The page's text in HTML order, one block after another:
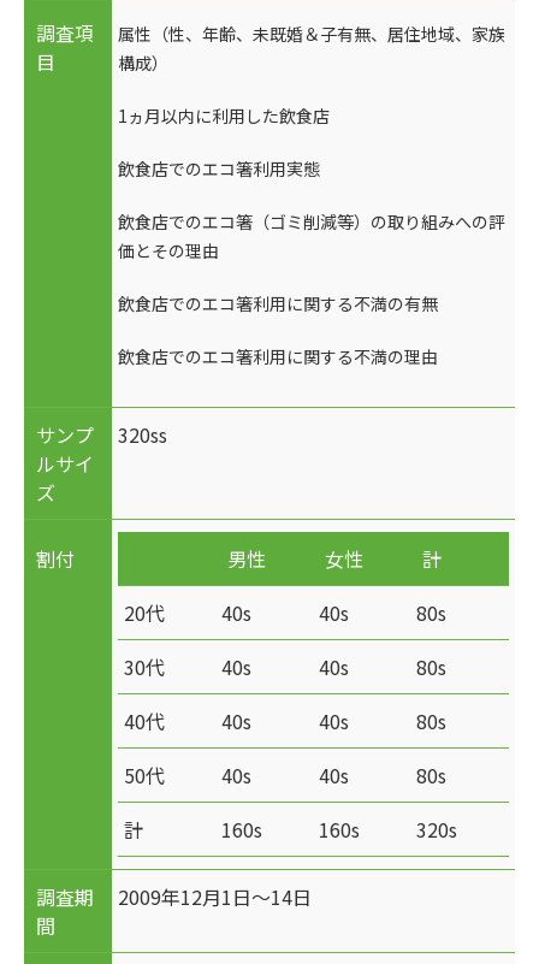
調査項
目
属性（性、年齢、未既婚＆子有無、居住地域、家族
構成）
1ヵ月以内に利用した飲食店
飲食店でのエコ箸利用実態
飲食店でのエコ箸（ゴミ削減等）の取り組みへの評
価とその理由
飲食店でのエコ箸利用に関する不満の有無
飲食店でのエコ箸利用に関する不満の理由
サンプ
ルサイ
ズ
320ss
割付 男性 女性
計
20代
40s 40s
80s
30代
40s 40s
80s
40代
40s 40s
80s
50代
40s 40s
80s
計
160s 160s 320s
調査期
間
2009年12月1日～14日